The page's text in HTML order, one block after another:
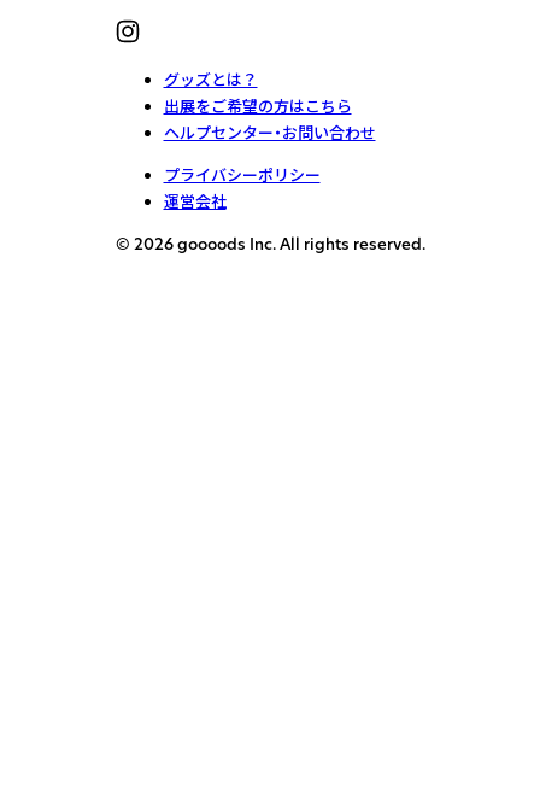
グッズとは？
出展をご希望の方はこちら
ヘルプセンター・お問い合わせ
プライバシーポリシー
運営会社
© 2026 goooods Inc. All rights reserved.